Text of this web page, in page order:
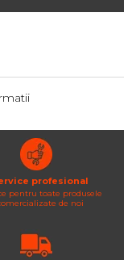
profesional
pentru toate produsele
de noi